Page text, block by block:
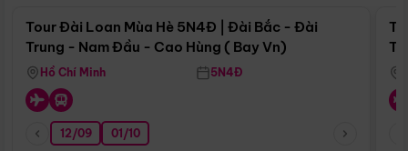
Tour Đài Loan Mùa Hè 5N4Đ | Đài Bắc - Đài
Trung - Nam Đầu - Cao Hùng ( Bay Vn)
Hồ Chí Minh 5N4Đ
12/09 01/10